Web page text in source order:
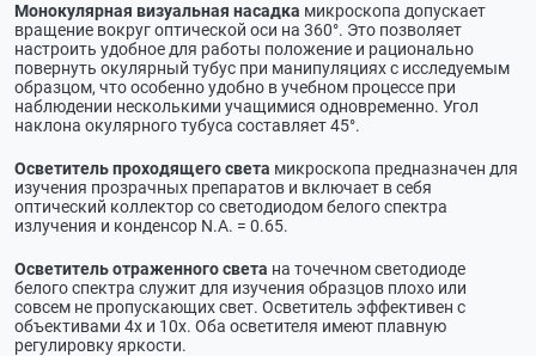
Монокулярная визуальная насадка микроскопа допускает
вращение вокруг оптической оси на 360°. Это позволяет
настроить удобное для работы положение и рационально
повернуть окулярный тубус при манипуляциях с исследуемым
образцом, что особенно удобно в учебном процессе при
наблюдении несколькими учащимися одновременно. Угол
наклона окулярного тубуса составляет 45°.
Осветитель проходящего света микроскопа предназначен для
изучения прозрачных препаратов и включает в себя
оптический коллектор со светодиодом белого спектра
излучения и конденсор N.A. = 0.65.
Осветитель отраженного света на точечном светодиоде
белого спектра служит для изучения образцов плохо или
совсем не пропускающих свет. Осветитель эффективен с
объективами 4х и 10х. Оба осветителя имеют плавную
регулировку яркости.